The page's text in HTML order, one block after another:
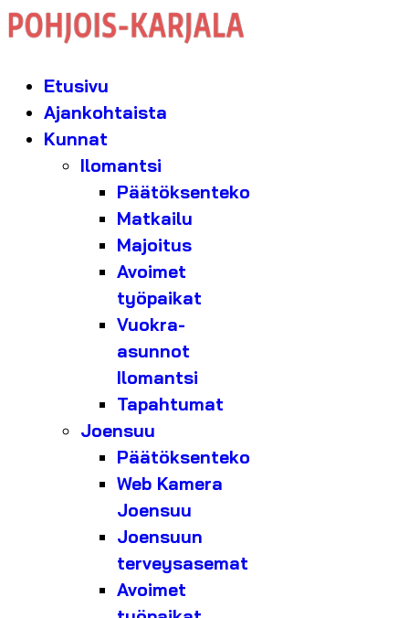
Etusivu
Ajankohtaista
Kunnat
Ilomantsi
Päätöksenteko
Matkailu
Majoitus
Avoimet
työpaikat
Vuokra-
asunnot
Ilomantsi
Tapahtumat
Joensuu
Päätöksenteko
Web Kamera
Joensuu
Joensuun
terveysasemat
Avoimet